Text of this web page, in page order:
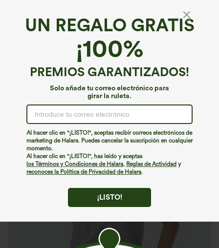
UN REGALO GRATIS
¡100%
PREMIOS GARANTIZADOS!
Solo añade tu correo electrónico para
girar la ruleta.
Al hacer clic en "¡LISTO!", aceptas recibir correos electrónicos de
marketing de Halara. Puedes cancelar la suscripción en cualquier
momento.
Al hacer clic en "¡LISTO!", has leído y aceptas
los Términos y Condiciones de Halara, Reglas de Actividad y
reconoces la Política de Privacidad de Halara.
¡LISTO!
Blusa de trabajo con cuello mao y mangas
cortas tipo casquillo con detalle en la espalda
€31,95 EUR